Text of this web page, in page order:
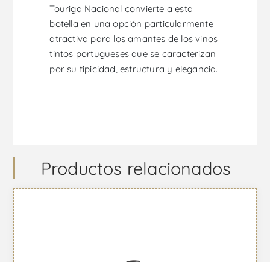
Touriga Nacional convierte a esta
botella en una opción particularmente
atractiva para los amantes de los vinos
tintos portugueses que se caracterizan
por su tipicidad, estructura y elegancia.
Productos relacionados